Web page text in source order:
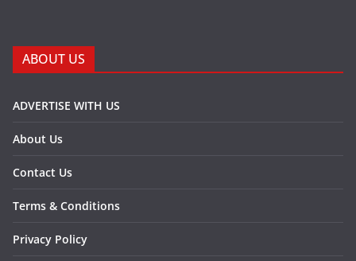
ABOUT US
ADVERTISE WITH US
About Us
Contact Us
Terms & Conditions
Privacy Policy